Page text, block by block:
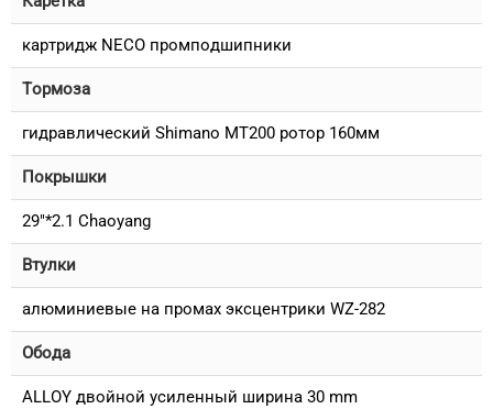
картридж NECO промподшипники
Тормоза
гидравлический Shimano MT200 ротор 160мм
Покрышки
29"*2.1 Chaoyang
Втулки
алюминиевые на промах эксцентрики WZ-282
Обода
ALLOY двойной усиленный ширина 30 mm